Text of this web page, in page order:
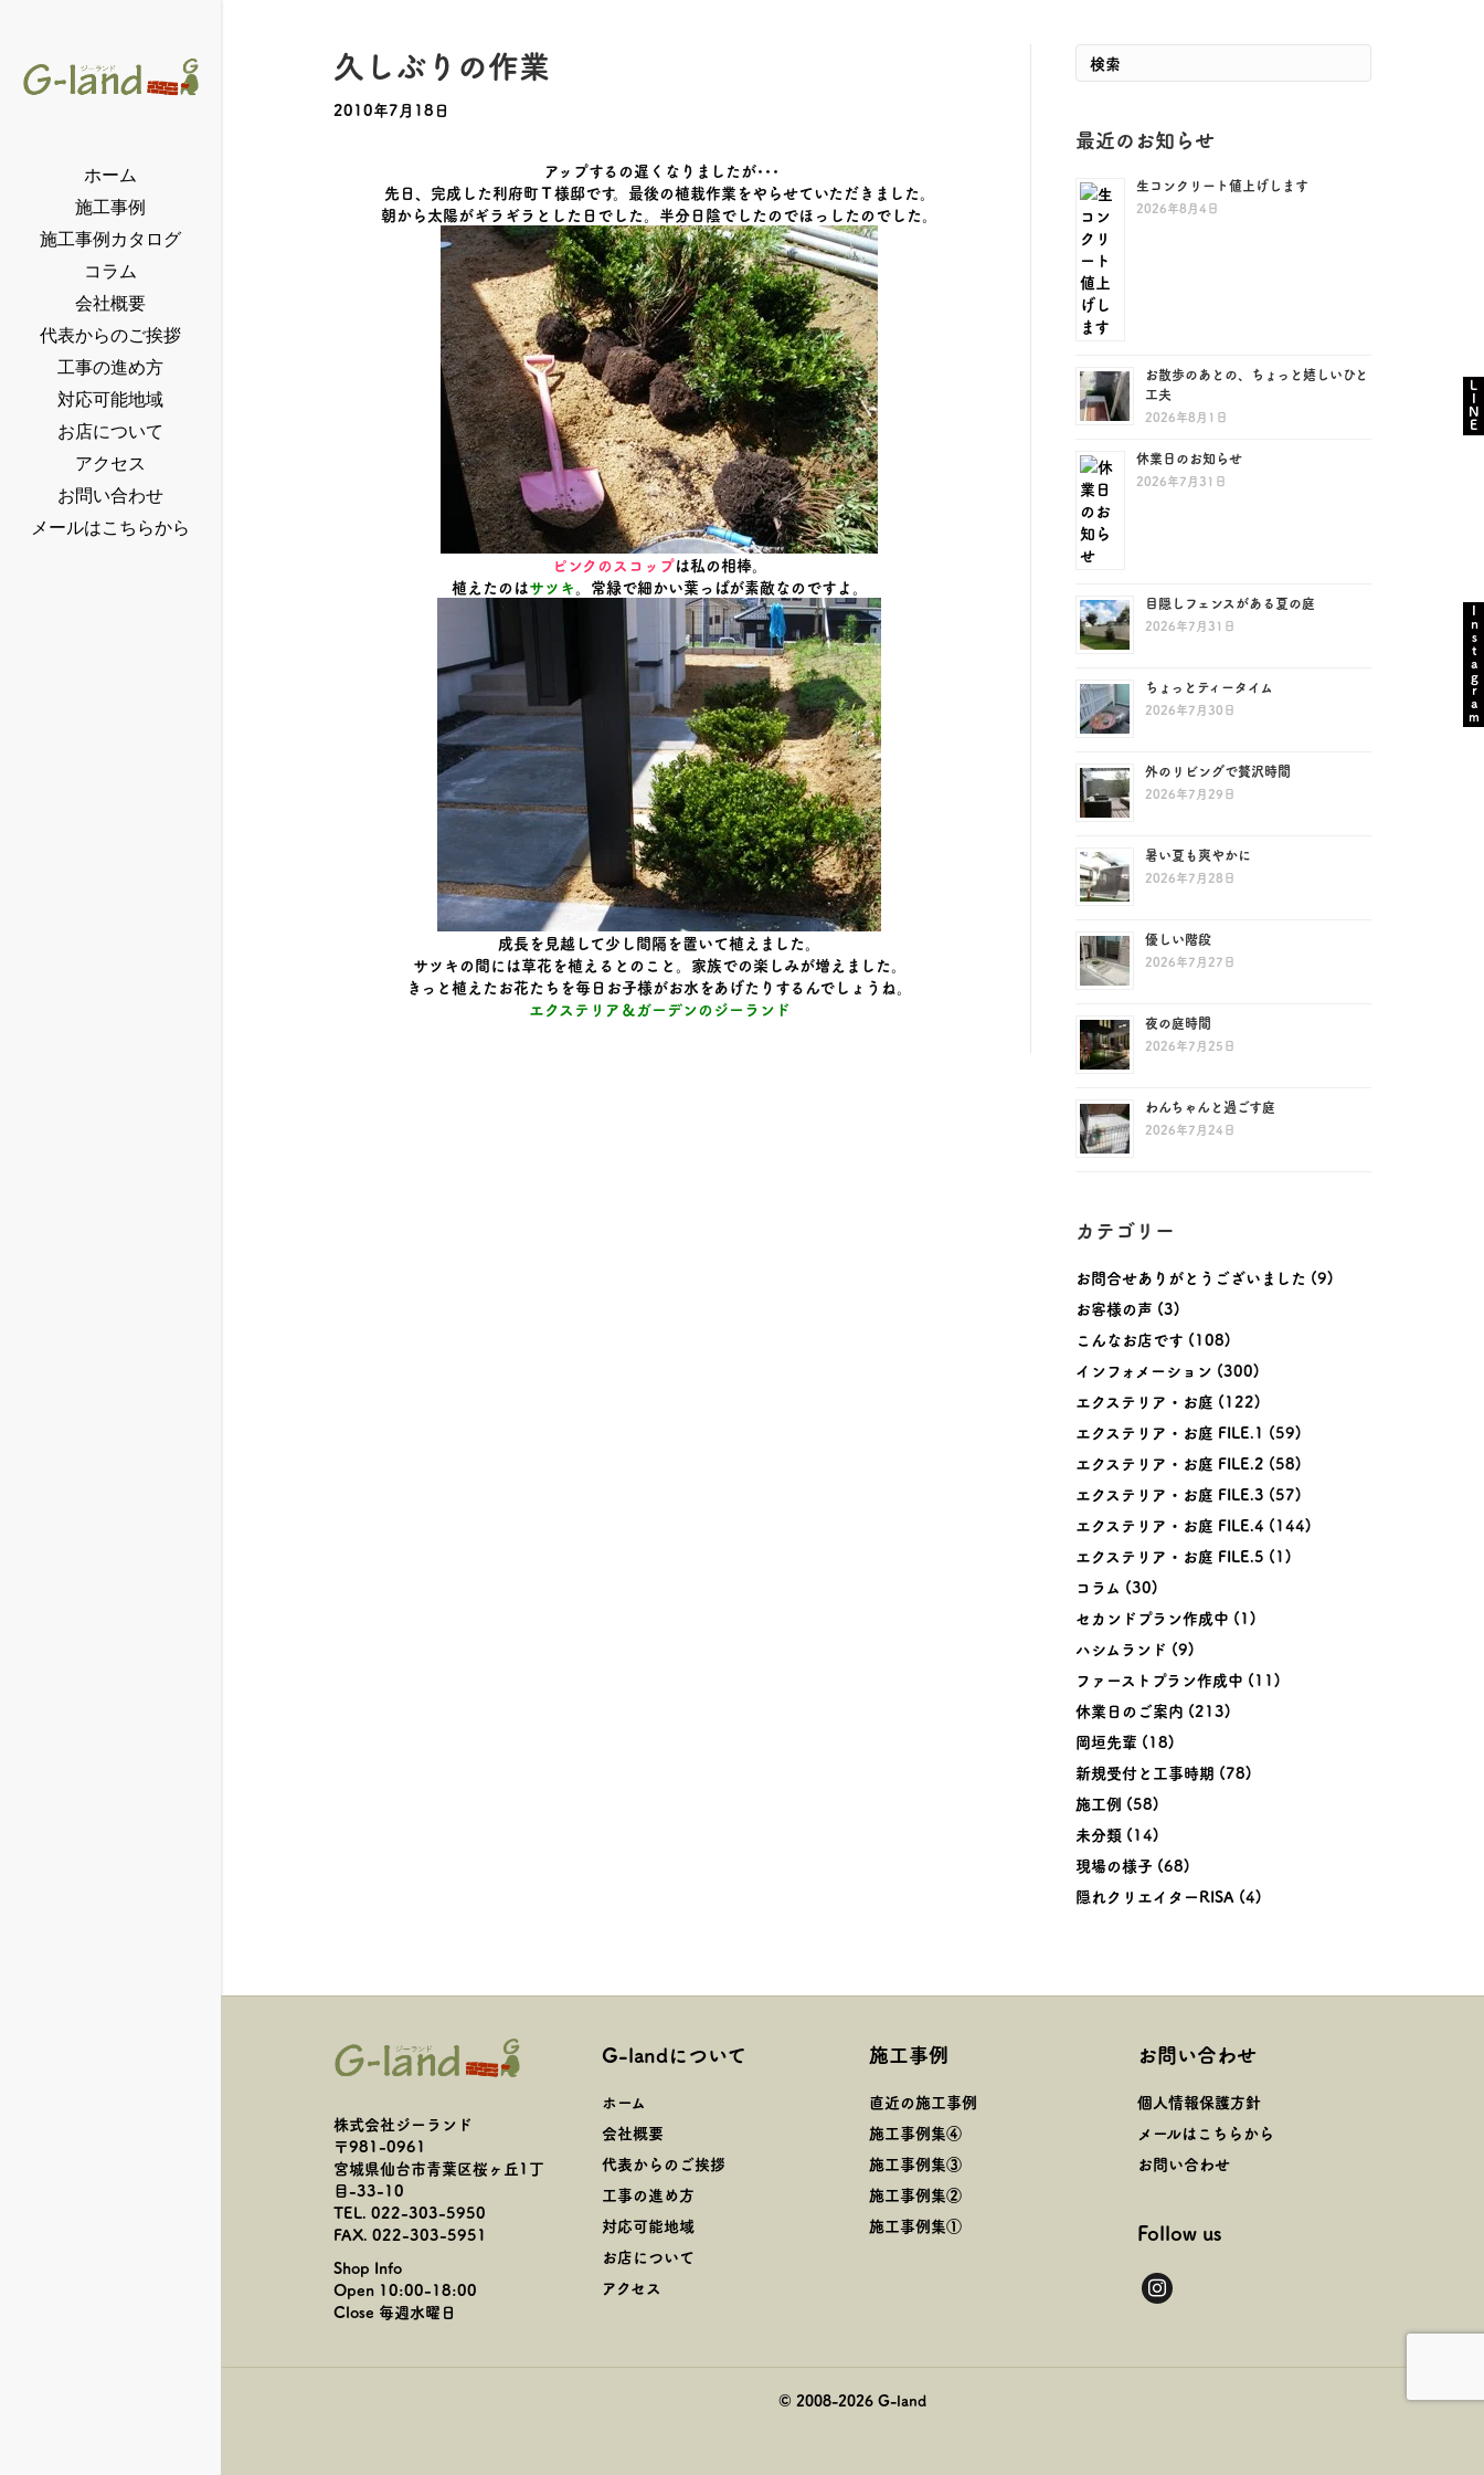
ホーム
施工事例
施工事例カタログ
コラム
会社概要
代表からのご挨拶
工事の進め方
対応可能地域
お店について
アクセス
お問い合わせ
メールはこちらから
久しぶりの作業
2010年7月18日
アップするの遅くなりましたが･･･
先日、完成した利府町Ｔ様邸です。最後の植栽作業をやらせていただきました。
朝から太陽がギラギラとした日でした。半分日陰でしたのでほっしたのでした。
ピンクのスコップは私の相棒。
植えたのはサツキ。常緑で細かい葉っぱが素敵なのですよ。
成長を見越して少し間隔を置いて植えました。
サツキの間には草花を植えるとのこと。家族での楽しみが増えました。
きっと植えたお花たちを毎日お子様がお水をあげたりするんでしょうね。
エクステリア＆ガーデンのジーランド
最近のお知らせ
生コンクリート値上げします
2026年8月4日
お散歩のあとの、ちょっと嬉しいひと
工夫
2026年8月1日
休業日のお知らせ
2026年7月31日
目隠しフェンスがある夏の庭
2026年7月31日
ちょっとティータイム
2026年7月30日
外のリビングで贅沢時間
2026年7月29日
暑い夏も爽やかに
2026年7月28日
優しい階段
2026年7月27日
夜の庭時間
2026年7月25日
わんちゃんと過ごす庭
2026年7月24日
カテゴリー
お問合せありがとうございました (9)
お客様の声 (3)
こんなお店です (108)
インフォメーション (300)
エクステリア・お庭 (122)
エクステリア・お庭 FILE.1 (59)
エクステリア・お庭 FILE.2 (58)
エクステリア・お庭 FILE.3 (57)
エクステリア・お庭 FILE.4 (144)
エクステリア・お庭 FILE.5 (1)
コラム (30)
セカンドプラン作成中 (1)
ハシムランド (9)
ファーストプラン作成中 (11)
休業日のご案内 (213)
岡垣先輩 (18)
新規受付と工事時期 (78)
施工例 (58)
未分類(14)
現場の様子 (68)
隠れクリエイターRISA(4)
株式会社ジーランド
〒981-0961
宮城県仙台市青葉区桜ヶ丘1丁
目-33-10
TEL. 022-303-5950
FAX. 022-303-5951
Shop Info
Open 10:00-18:00
Close 毎週水曜日
G-landについて
ホーム
会社概要
代表からのご挨拶
工事の進め方
対応可能地域
お店について
アクセス
施工事例
直近の施工事例
施工事例集④
施工事例集③
施工事例集②
施工事例集①
お問い合わせ
個人情報保護方針
メールはこちらから
お問い合わせ
Follow us
instagram
© 2008-2026 G-land
LINE
Instagram